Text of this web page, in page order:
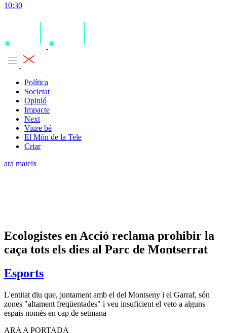
10:30
Política
Societat
Opinió
Impacte
Next
Viure bé
El Món de la Tele
Criar
ara mateix
Ecologistes en Acció reclama prohibir la
caça tots els dies al Parc de Montserrat
Esports
L'entitat diu que, juntament amb el del Montseny i el Garraf, són
zones "altament freqüentades" i veu insuficient el veto a alguns
espais només en cap de setmana
ARA A PORTADA